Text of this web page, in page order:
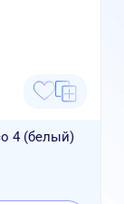
4 (белый)